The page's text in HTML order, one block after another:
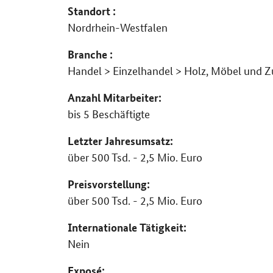
Standort :
Nordrhein-Westfalen
Branche :
Handel > Einzelhandel > Holz, Möbel und
Anzahl Mitarbeiter:
bis 5 Beschäftigte
Letzter Jahresumsatz:
über 500 Tsd. - 2,5 Mio. Euro
Preisvorstellung:
über 500 Tsd. - 2,5 Mio. Euro
Internationale Tätigkeit:
Nein